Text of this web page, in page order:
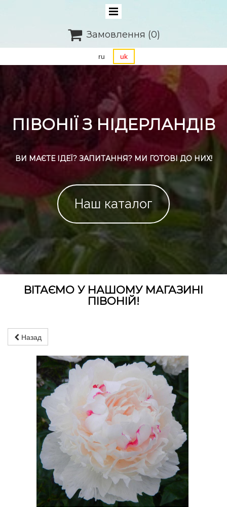
 Замовлення (0)
ru uk
ПІВОНІЇ З НІДЕРЛАНДІВ
ВИ МАЄТЕ ІДЕЇ? ЗАПИТАННЯ? МИ ГОТОВІ ДО НИХ!
Наш каталог
ВІТАЄМО У НАШОМУ МАГАЗИНІ
ПІВОНІЙ!
Назад